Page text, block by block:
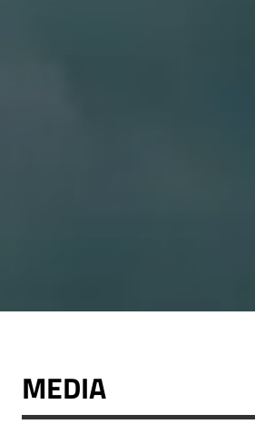
MEDIA